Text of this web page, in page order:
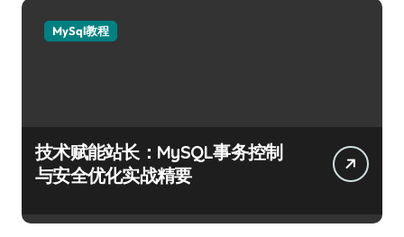
MySql教程
技术赋能站长：MySQL事务控制
与安全优化实战精要